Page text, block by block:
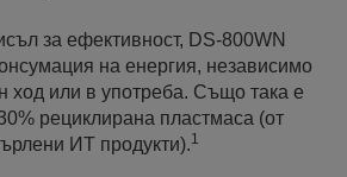
за ефективност, DS-800WN
на енергия, независимо
ход или в употреба. Също така е
рециклирана пластмаса (от
ИТ продукти).1